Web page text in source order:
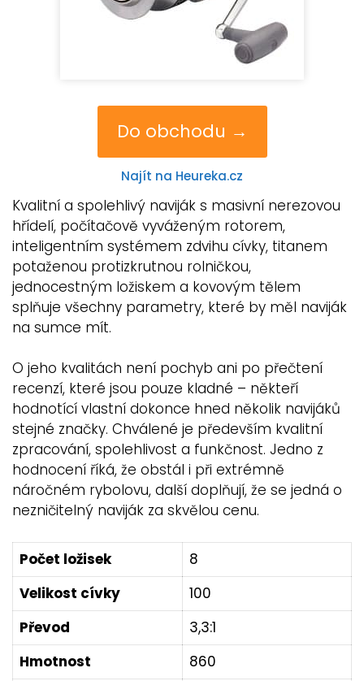
Do obchodu →
Najít na Heureka.cz
Kvalitní a spolehlivý naviják s masivní nerezovou
hřídelí, počítačově vyváženým rotorem,
inteligentním systémem zdvihu cívky, titanem
potaženou protizkrutnou rolničkou,
jednocestným ložiskem a kovovým tělem
splňuje všechny parametry, které by měl naviják
na sumce mít.
O jeho kvalitách není pochyb ani po přečtení
recenzí, které jsou pouze kladné – někteří
hodnotící vlastní dokonce hned několik navijáků
stejné značky. Chválené je především kvalitní
zpracování, spolehlivost a funkčnost. Jedno z
hodnocení říká, že obstál i při extrémně
náročném rybolovu, další doplňují, že se jedná o
nezničitelný naviják za skvělou cenu.
Počet ložisek
8
Velikost cívky
100
Převod
3,3:1
Hmotnost
860